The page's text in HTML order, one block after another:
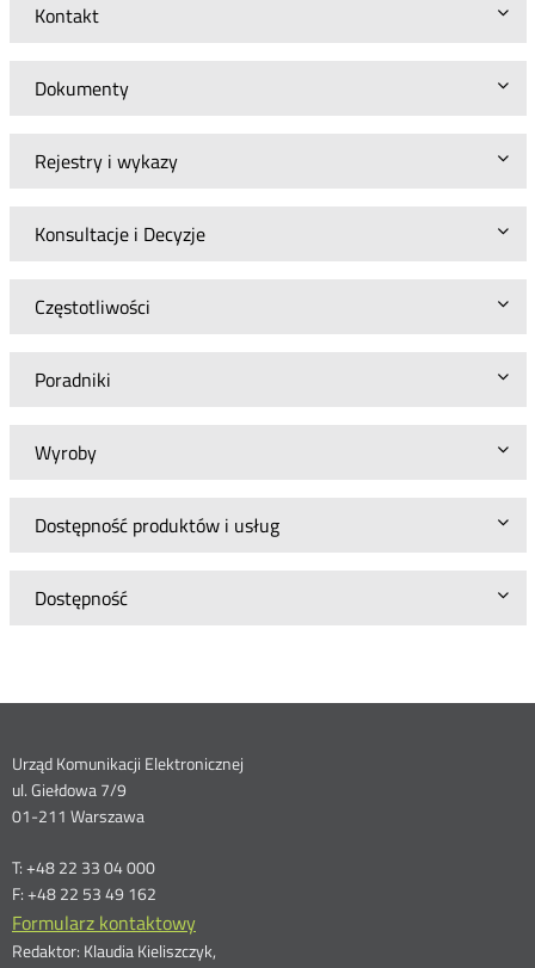
Kontakt
Dokumenty
Rejestry i wykazy
Konsultacje i Decyzje
Częstotliwości
Poradniki
Wyroby
Dostępność produktów i usług
Dostępność
Dane
kontaktowe
Urząd Komunikacji Elektronicznej
ul. Giełdowa 7/9
01-211 Warszawa
T: +48 22 33 04 000
F: +48 22 53 49 162
Formularz kontaktowy
Redaktor: Klaudia Kieliszczyk,